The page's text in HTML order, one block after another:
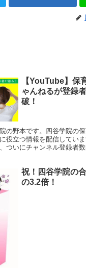
【YouTube】保
ゃんねるが登録
破！
の野本です。四谷学院の
役立つ情報を配信してい
ついにチャンネル登録者
祝！四谷学院の
の3.2倍！